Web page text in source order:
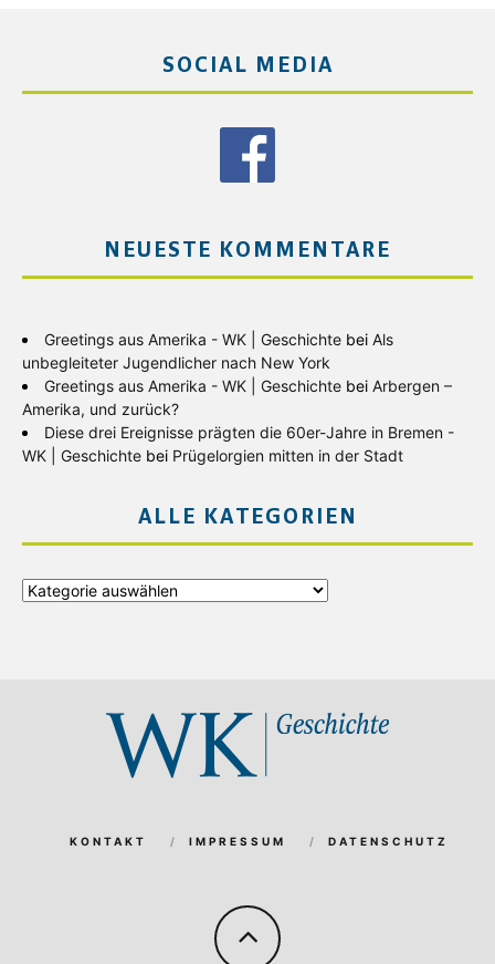
SOCIAL MEDIA
NEUESTE KOMMENTARE
Greetings aus Amerika - WK | Geschichte bei Als
unbegleiteter Jugendlicher nach New York
Greetings aus Amerika - WK | Geschichte bei Arbergen –
Amerika, und zurück?
Diese drei Ereignisse prägten die 60er-Jahre in Bremen -
WK | Geschichte bei Prügelorgien mitten in der Stadt
ALLE KATEGORIEN
Alle
KONTAKT IMPRESSUM DATENSCHUTZ